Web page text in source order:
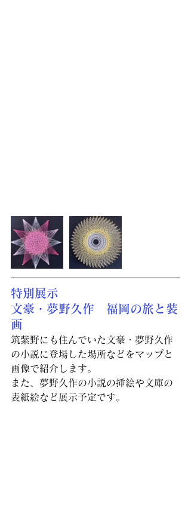
特別展示
文豪・夢野久作　福岡の旅と装
画
筑紫野にも住んでいた文豪・夢野久作
の小説に登場した場所などをマップと
画像で紹介します。
また、夢野久作の小説の挿絵や文庫の
表紙絵など展示予定です。